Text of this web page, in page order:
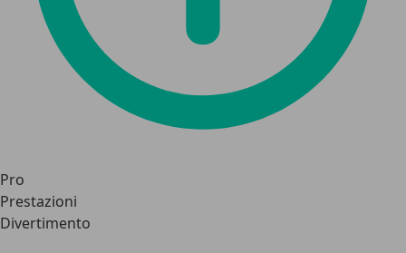
Pro
Prestazioni
Divertimento